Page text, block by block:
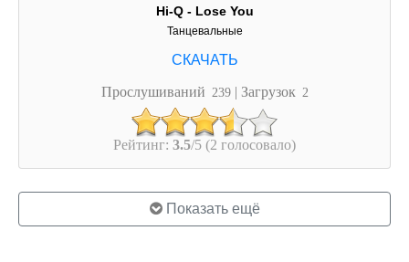
Hi-Q - Lose You
Танцевальные
Прослушиваний 239 | Загрузок 2
Рейтинг: 3.5/5 (2 голосовало)
Показать ещё